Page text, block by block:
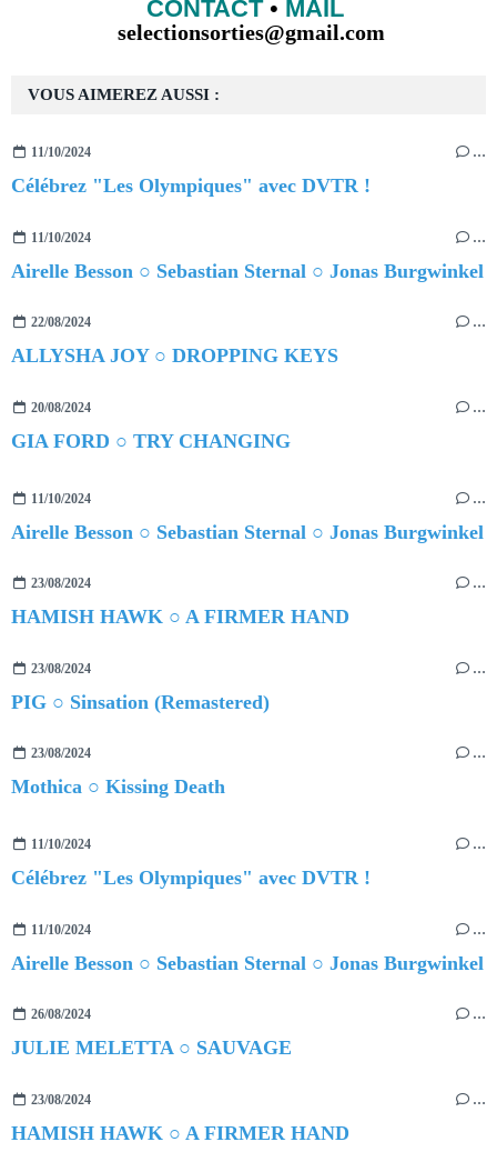
VOUS AIMEREZ AUSSI :
11/10/2024 …
Célébrez "Les Olympiques" avec DVTR !
11/10/2024 …
Airelle Besson ○ Sebastian Sternal ○ Jonas Burgwinkel
22/08/2024 …
ALLYSHA JOY ○ DROPPING KEYS
20/08/2024 …
GIA FORD ○ TRY CHANGING
11/10/2024 …
Airelle Besson ○ Sebastian Sternal ○ Jonas Burgwinkel
23/08/2024 …
HAMISH HAWK ○ A FIRMER HAND
23/08/2024 …
PIG ○ Sinsation (Remastered)
23/08/2024 …
Mothica ○ Kissing Death
11/10/2024 …
Célébrez "Les Olympiques" avec DVTR !
11/10/2024 …
Airelle Besson ○ Sebastian Sternal ○ Jonas Burgwinkel
26/08/2024 …
JULIE MELETTA ○ SAUVAGE
23/08/2024 …
HAMISH HAWK ○ A FIRMER HAND
CONTACT• MAIL
selectionsorties@gmail.com